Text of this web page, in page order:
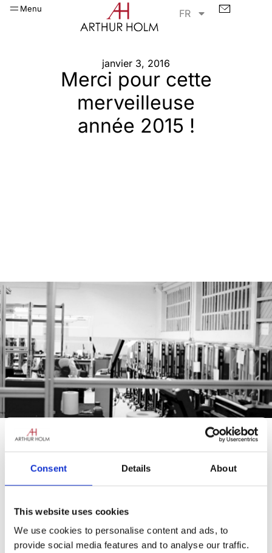
Consent Details About
This website uses cookies
We use cookies to personalise content and ads, to
provide social media features and to analyse our traffic.
Menu FR
janvier 3, 2016
Merci pour cette
merveilleuse
année 2015 !